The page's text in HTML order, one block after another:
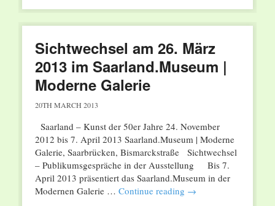
Sichtwechsel am 26. März
2013 im Saarland.Museum |
Moderne Galerie
20TH MARCH 2013
Saarland – Kunst der 50er Jahre 24. November
2012 bis 7. April 2013 Saarland.Museum | Moderne
Galerie, Saarbrücken, Bismarckstraße Sichtwechsel
– Publikumsgespräche in der Ausstellung Bis 7.
April 2013 präsentiert das Saarland.Museum in der
Modernen Galerie … Continue reading →